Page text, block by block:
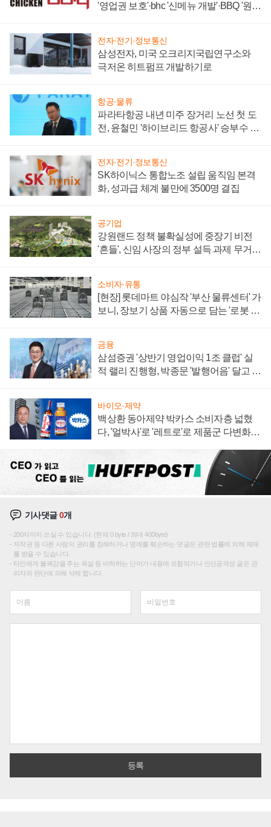
'영업권 보호'·bhc '신메뉴 개발'·BBQ '원가
전자·전기·정보통신
삼성전자, 미국 오크리지국립연구소와
극저온 히트펌프 개발하기로
항공·물류
파라타항공 내년 미주 장거리 노선 첫 도
전, 윤철민 '하이브리드 항공사' 승부수 통
전자·전기·정보통신
SK하이닉스 통합노조 설립 움직임 본격
화, 성과급 체계 불만에 3500명 결집
공기업
강원랜드 정책 불확실성에 중장기 비전
'흔들', 신임 사장의 정부 설득 과제 무거워
소비자·유통
[현장] 롯데마트 야심작 '부산 물류센터' 가
보니, 장보기 상품 자동으로 담는 '로봇 40
금융
삼섬증권 '상반기 영업이익 1조 클럽' 실
적 랠리 진행형, 박종문 '발행어음' 달고 연
바이오·제약
백상환 동아제약 박카스 소비자층 넓혔
다, '얼박사'로 '레트로'로 제품군 다변화
기사댓글0개
200자까지 쓰실 수 있습니다. (현재 0 byte / 최대 400byte)
저작권 등 다른 사람의 권리를 침해하거나 명예를 훼손하는 댓글은 관련 법률에 의해 제재
를 받을 수 있습니다.
타인에게 불쾌감을 주는 욕설 등 비하하는 단어가 내용에 포함되거나 인신공격성 글은 관
리자의 판단에 의해 삭제 합니다.